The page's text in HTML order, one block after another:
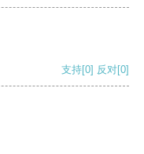
支持[0] 反对[0]